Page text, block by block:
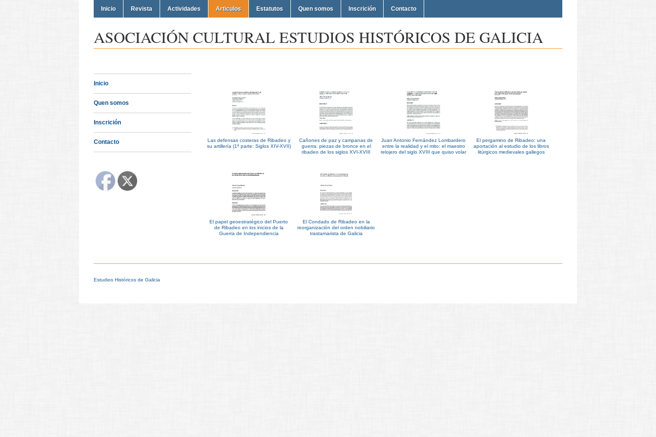
Inicio Revista Actividades Articulos Estatutos Quen somos Inscrición Contacto
ASOCIACIÓN CULTURAL ESTUDIOS HISTÓRICOS DE GALICIA
Inicio
Quen somos
Inscrición
Contacto
Las defensas costeras de Ribadeo y
su artillería (1ª parte: Siglos XIV-XVII)
Cañones de paz y campanas de
guerra: piezas de bronce en el
ribadeo de los siglos XVI-XVIII
Juan Antonio Fernández Lombardero
entre la realidad y el mito: el maestro
relojero del siglo XVIII que quiso volar
El pergamino de Ribadeo: una
aportación al estudio de los libros
litúrgicos medievales gallegos
El papel geoestratégico del Puerto
de Ribadeo en los inicios de la
Guerra de Independiencia
El Condado de Ribadeo en la
reorganización del orden nobiliario
trastamarista de Galicia
Estudios Históricos de Galicia